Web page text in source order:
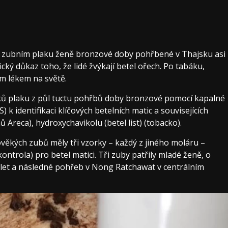
plaku ženě bronzové doby pohřbené v Thajsku asi
důkaz toho, že lidé žvýkají betel ořech. Po tabáku,
lékem na světě.
plaku z půl tuctu pohřbů doby bronzové pomocí kapalné
identifikaci klíčových betelních matic a souvisejících
Areca), hydroxychavikolu (betel list) (tobacko).
zubů měly tři vzorky – každý z jiného moláru –
pro betel matici. Tři zuby patřily mladé ženě, o
a následné pohřeb v Nong Ratchawat v centrálním